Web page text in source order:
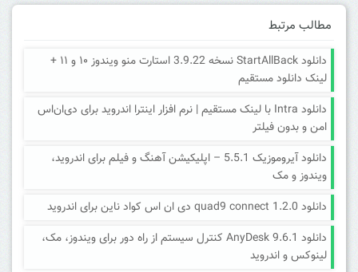
مطالب مرتبط
دانلود StartAllBack نسخه 3.9.22 استارت منو ویندوز ۱۰ و ۱۱ +
لینک دانلود مستقیم
دانلود Intra با لینک مستقیم | نرم افزار اینترا اندروید برای دی‌ان‌اس
امن و بدون فیلتر
دانلود آیروموزیک 5.5.1 – اپلیکیشن آهنگ و فیلم برای اندروید،
ویندوز و مک
دانلود quad9 connect 1.2.0 دی ان اس کواد ناین برای اندروید
دانلود AnyDesk 9.6.1 کنترل سیستم از راه دور برای ویندوز، مک،
لینوکس و اندروید